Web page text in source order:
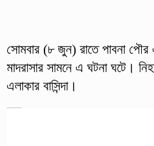
সোমবার (৮ জুন) রাতে পাবনা পৌর
মাদরাসার সামনে এ ঘটনা ঘটে।
এলাকার বাসিন্দা।